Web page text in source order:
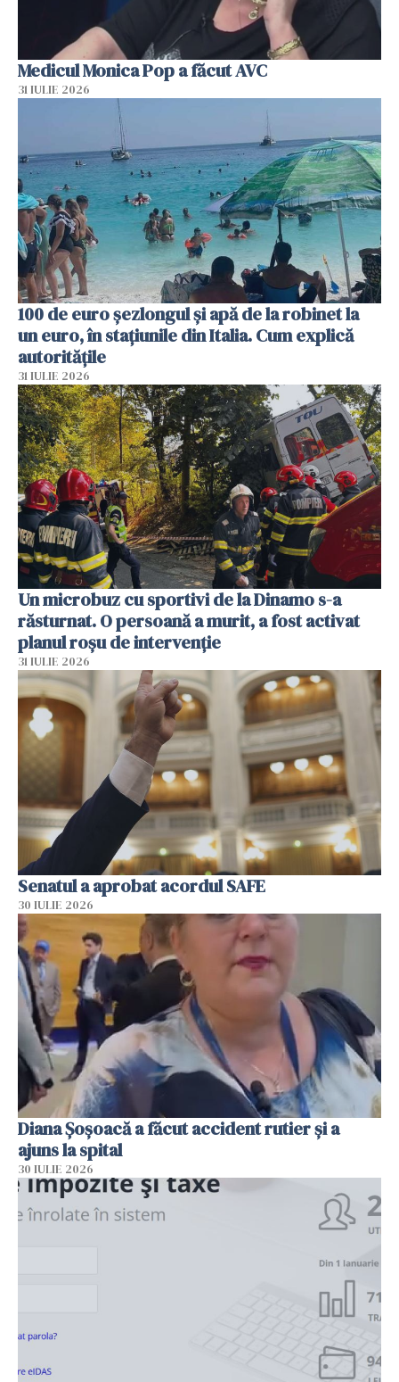
Medicul Monica Pop a făcut AVC
31 IULIE 2026
100 de euro șezlongul și apă de la robinet la
un euro, în stațiunile din Italia. Cum explică
autoritățile
31 IULIE 2026
Un microbuz cu sportivi de la Dinamo s-a
răsturnat. O persoană a murit, a fost activat
planul roșu de intervenție
31 IULIE 2026
Senatul a aprobat acordul SAFE
30 IULIE 2026
Diana Șoșoacă a făcut accident rutier și a
ajuns la spital
30 IULIE 2026